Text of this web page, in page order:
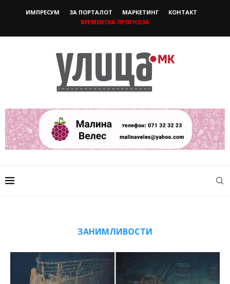
ИМПРЕСУМ ЗА ПОРТАЛОТ МАРКЕТИНГ
КОНТАКТ
ВРЕМЕНСКА ПРОГНОЗА
ЗАНИМЛИВОСТИ